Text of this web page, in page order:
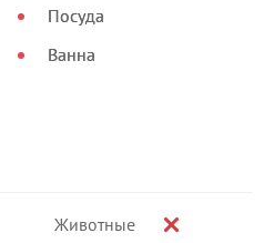
Посуда
Ванна
Животные